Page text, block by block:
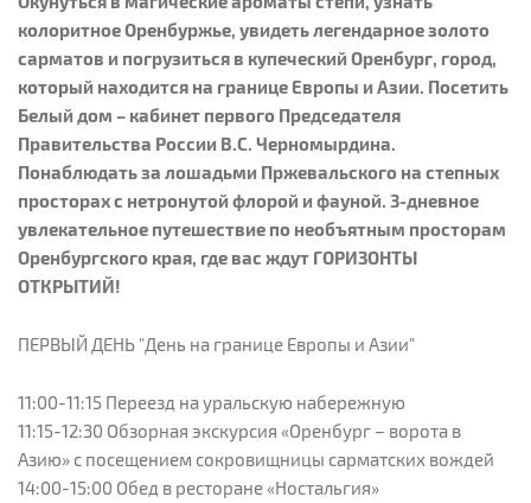
колоритное Оренбуржье, увидеть легендарное золото
сарматов и погрузиться в купеческий Оренбург, город,
который находится на границе Европы и Азии. Посетить
Белый дом – кабинет первого Председателя
Правительства России В.С. Черномырдина.
Понаблюдать за лошадьми Пржевальского на степных
просторах с нетронутой флорой и фауной. 3-дневное
увлекательное путешествие по необъятным просторам
Оренбургского края, где вас ждут ГОРИЗОНТЫ
ОТКРЫТИЙ!
ПЕРВЫЙ ДЕНЬ "День на границе Европы и Азии"
11:00-11:15 Переезд на уральскую набережную
11:15-12:30 Обзорная экскурсия «Оренбург – ворота в
Азию» с посещением сокровищницы сарматских вождей
14:00-15:00 Обед в ресторане «Ностальгия»